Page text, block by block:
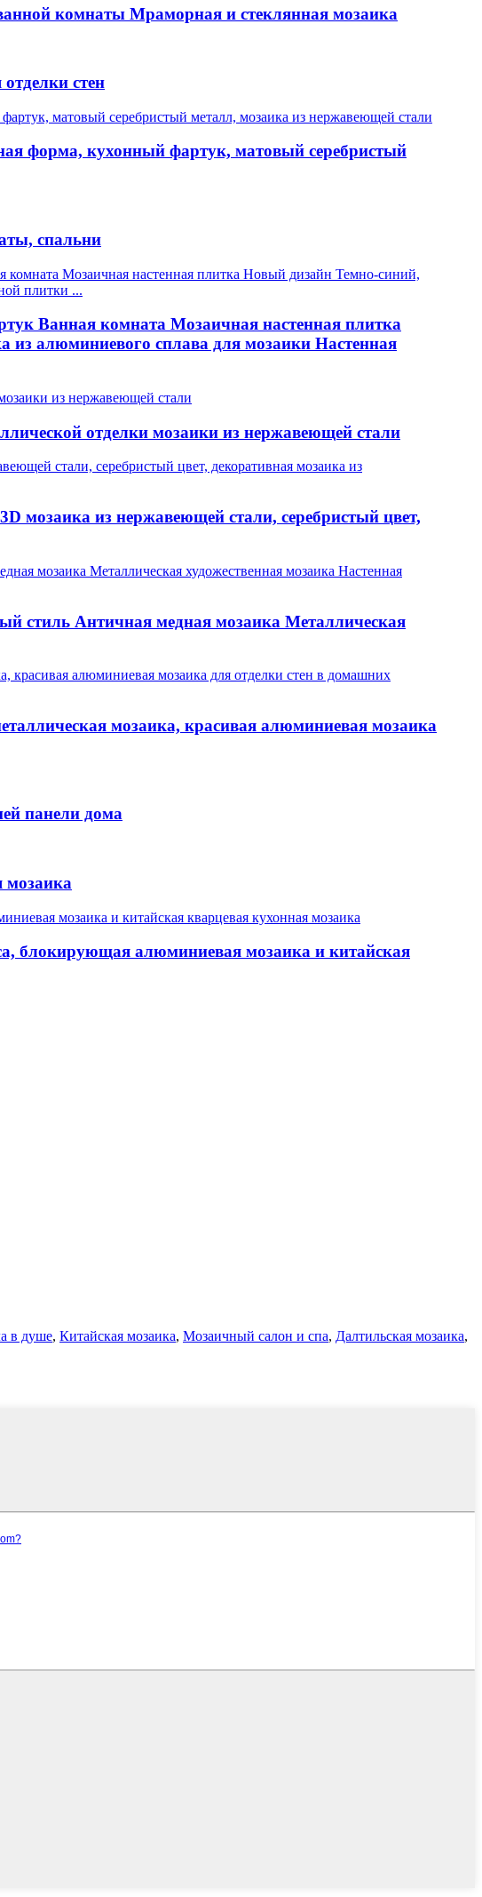
комнаты Мраморная и стеклянная мозаика
стен
форма, кухонный фартук, матовый серебристый
спальни
Ванная комната Мозаичная настенная плитка
алюминиевого сплава для мозаики Настенная
отделки мозаики из нержавеющей стали
мозаика из нержавеющей стали, серебристый цвет,
стиль Античная медная мозаика Металлическая
мозаика, красивая алюминиевая мозаика
панели дома
блокирующая алюминиевая мозаика и китайская
в душе, Китайская мозаика, Мозаичный салон и спа, Далтильская мозаика,